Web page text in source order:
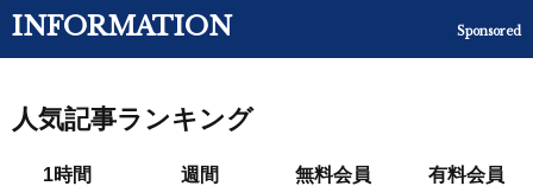
INFORMATION Sponsored
人気記事ランキング
1時間 週間 無料会員 有料会員